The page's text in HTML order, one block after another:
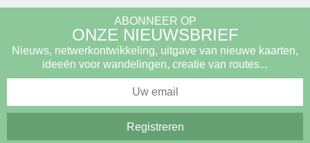
ABONNEER OP
ONZE NIEUWSBRIEF
Nieuws, netwerkontwikkeling, uitgave van nieuwe kaarten,
ideeën voor wandelingen, creatie van routes...